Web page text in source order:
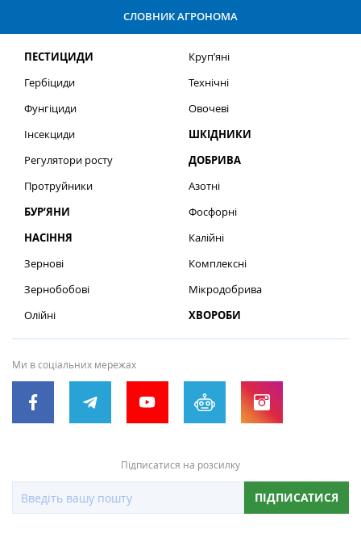
СЛОВНИК АГРОНОМА
ПЕСТИЦИДИ
Гербіциди
Фунгіциди
Інсекциди
Регулятори росту
Протруйники
БУР’ЯНИ
НАСІННЯ
Зернові
Зернобобові
Олійні
Круп’яні
Технічні
Овочеві
ШКІДНИКИ
ДОБРИВА
Азотні
Фосфорні
Калійні
Комплексні
Мікродобрива
ХВОРОБИ
Ми в соціальних мережах
Підписатися на розсилку
ПІДПИСАТИСЯ